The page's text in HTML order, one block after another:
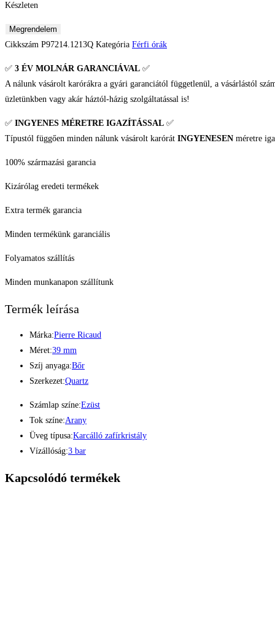
Készleten
Pierre
Ricaud
férfi
Megrendelem
Cikkszám P97214.1213Q Kategória Férfi órák
✅ 3 ÉV MOLNÁR GARANCIÁVAL ✅
A nálunk vásárolt karórákra a gyári garanciától függetlenül, a vásárlástól
üzletünkben vagy akár háztól-házig szolgáltatással is!
✅ INGYENES MÉRETRE IGAZÍTÁSSAL ✅
Típustól függően minden nálunk vásárolt karórát INGYENESEN méretre
100% származási garancia
Kizárólag eredeti termékek
Extra termék garancia
Minden termékünk garanciális
Folyamatos szállítás
Minden munkanapon szállítunk
Termék leírása
Márka:Pierre Ricaud
Méret:39 mm
Szíj anyaga:Bőr
Szerkezet:Quartz
Számlap színe:Ezüst
Tok színe:Arany
Üveg típusa:Karcálló zafírkristály
Vízállóság:3 bar
Kapcsolódó termékek